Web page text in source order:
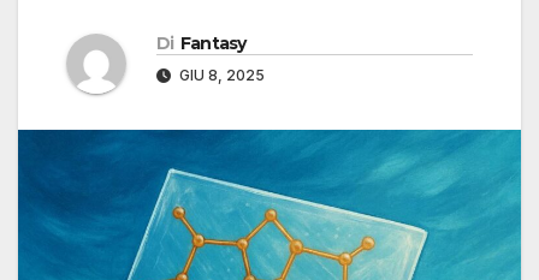
Di Fantasy
GIU 8, 2025